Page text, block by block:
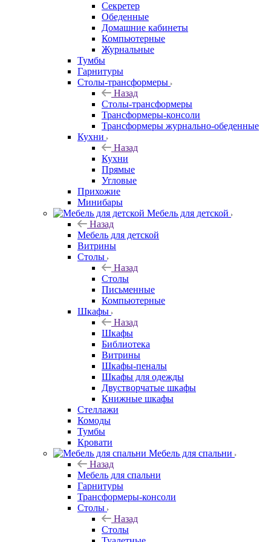
Секретер
Обеденные
Домашние кабинеты
Компьютерные
Журнальные
Тумбы
Гарнитуры
Столы-трансформеры
Назад
Столы-трансформеры
Трансформеры-консоли
Трансформеры журнально-обеденные
Кухни
Назад
Кухни
Прямые
Угловые
Прихожие
Минибары
Мебель для детской
Назад
Мебель для детской
Витрины
Столы
Назад
Столы
Письменные
Компьютерные
Шкафы
Назад
Шкафы
Библиотека
Витрины
Шкафы-пеналы
Шкафы для одежды
Двустворчатые шкафы
Книжные шкафы
Стеллажи
Комоды
Тумбы
Кровати
Мебель для спальни
Назад
Мебель для спальни
Гарнитуры
Трансформеры-консоли
Столы
Назад
Столы